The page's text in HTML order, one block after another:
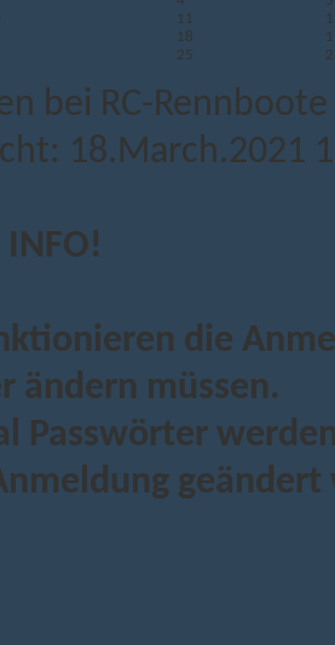
11
18
25
bei RC-Rennboote
18.March.2021
INFO!
die
ändern müssen.
Passwörter
geändert